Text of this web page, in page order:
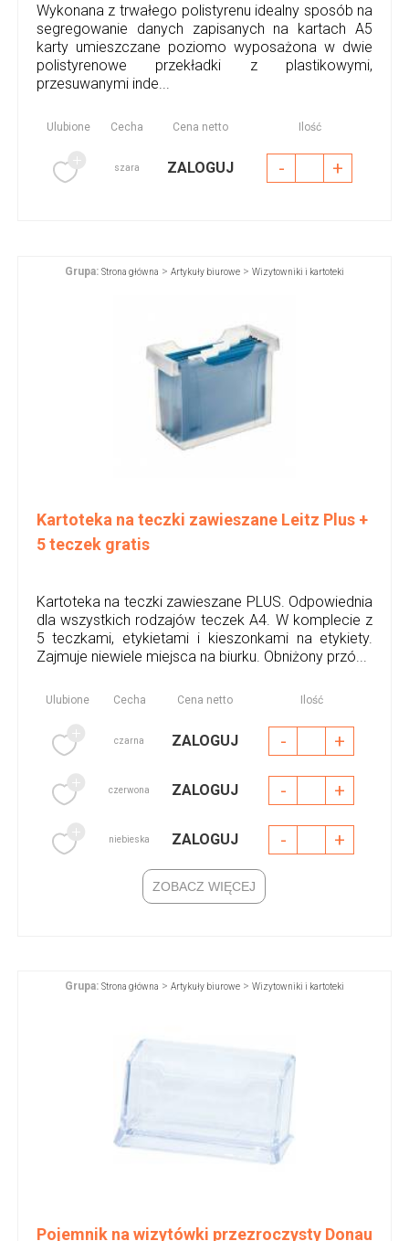
Wykonana z trwałego polistyrenu idealny sposób na
segregowanie danych zapisanych na kartach A5
karty umieszczane poziomo wyposażona w dwie
polistyrenowe przekładki z plastikowymi,
przesuwanymi inde...
Ulubione Cecha Cena netto Ilość
szara ZALOGUJ - +
Grupa: Strona główna > Artykuły biurowe > Wizytowniki i kartoteki
Kartoteka na teczki zawieszane Leitz Plus +
5 teczek gratis
Kartoteka na teczki zawieszane PLUS. Odpowiednia
dla wszystkich rodzajów teczek A4. W komplecie z
5 teczkami, etykietami i kieszonkami na etykiety.
Zajmuje niewiele miejsca na biurku. Obniżony przó...
Ulubione Cecha Cena netto Ilość
czarna ZALOGUJ - +
czerwona ZALOGUJ - +
niebieska ZALOGUJ - +
ZOBACZ WIĘCEJ
Grupa: Strona główna > Artykuły biurowe > Wizytowniki i kartoteki
Pojemnik na wizytówki przezroczysty Donau